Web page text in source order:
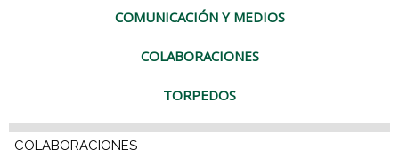
COMUNICACIÓN Y MEDIOS
COLABORACIONES
TORPEDOS
COLABORACIONES